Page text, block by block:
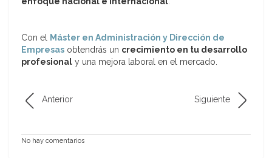
Con el Máster en Administración y Dirección de
Empresas obtendrás un crecimiento en tu desarrollo
profesional y una mejora laboral en el mercado.
Anterior Siguiente
No hay comentarios